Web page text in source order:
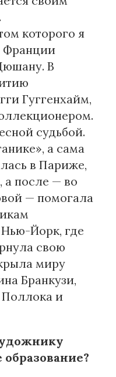
которого я
Франции
В
Гуггенхайм,
судьбой.
а сама
в Париже,
после — во
— помогала
Йорк, где
свою
миру
Бранкузи,
и